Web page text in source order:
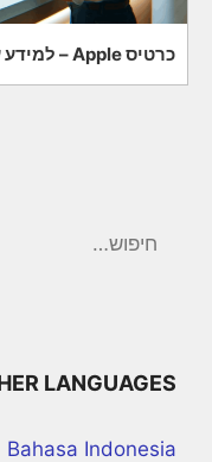
כרטיס Apple – למידע על כיצד להגיש בקשה באופן מקוון
LANGUAGES:
Bahasa Indonesia